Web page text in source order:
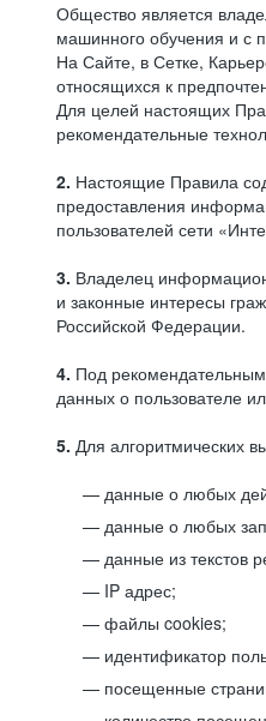
Общество является
машинного обучения и с
На Сайте, в Сетке,
относящихся к
Для целей настоящих
рекомендательные
2. Настоящие Правила
предоставления
пользователей сети
3. Владелец
и законные интересы
Российской Федерации.
4. Под
данных о пользователе
5. Для алгоритмических
данные о любых
данные о любых
данные из текстов
IP адрес;
файлы cookies;
идентификатор
посещенные